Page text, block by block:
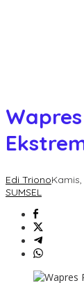
Edi Triono
SUMSEL